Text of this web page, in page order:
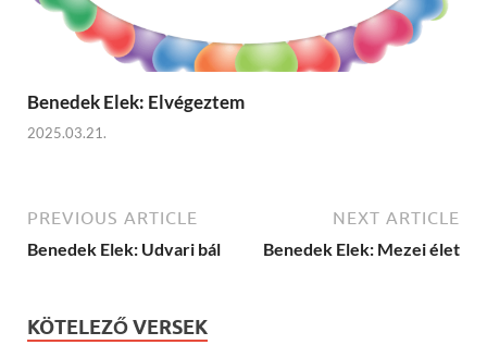
Benedek Elek: Elvégeztem
2025.03.21.
PREVIOUS ARTICLE
Benedek Elek: Udvari bál
NEXT ARTICLE
Benedek Elek: Mezei élet
KÖTELEZŐ VERSEK